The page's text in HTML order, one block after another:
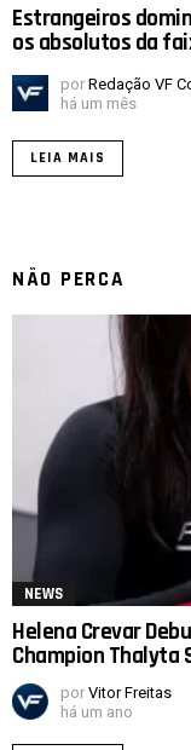
Estrangeiros
os absolutos da
por Redação VF
há um mês
LEIA MAIS
NÃO PERCA
NEWS
Helena Crevar
Champion Thalyta
por Vitor Freitas
há um ano